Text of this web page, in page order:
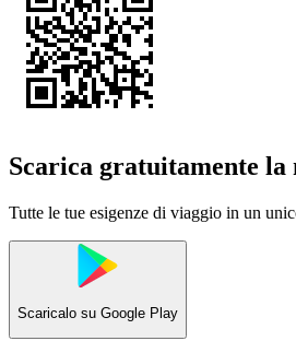
Scarica gratuitamente la
Tutte le tue esigenze di viaggio in un
Scaricalo su Google Play